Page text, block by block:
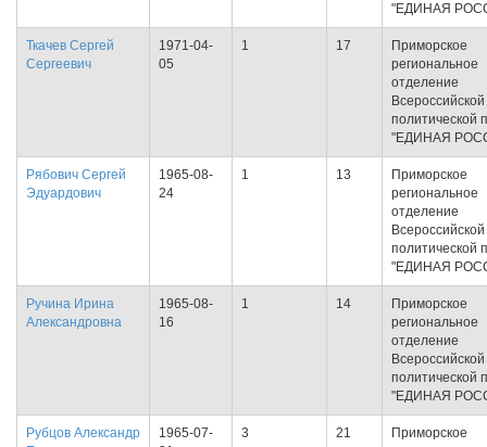
"ЕДИНАЯ
Ткачев Сергей
Сергеевич
1971-04-
05
1 17
Приморское
региональное
отделение
Всероссийской
политической
"ЕДИНАЯ
Рябович Сергей
Эдуардович
1965-08-
24
1 13
Приморское
региональное
отделение
Всероссийской
политической
"ЕДИНАЯ
Ручина Ирина
Александровна
1965-08-
16
1 14
Приморское
региональное
отделение
Всероссийской
политической
"ЕДИНАЯ
Рубцов Александр
1965-07-
3 21
Приморское